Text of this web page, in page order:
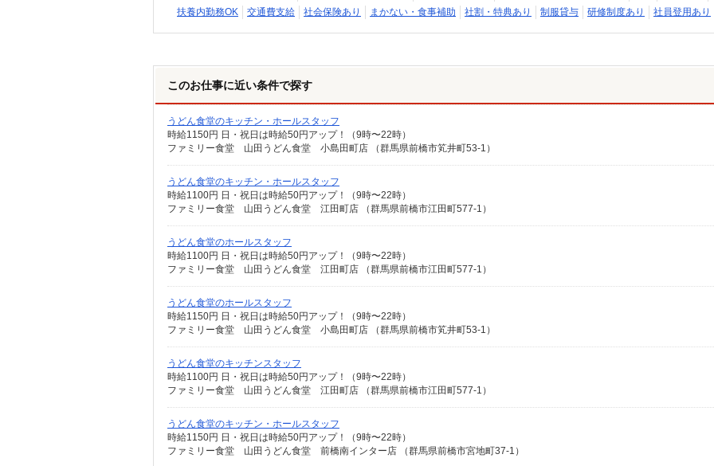
扶養内勤務OK
交通費支給 社会保険あり まかない・食事補助 社割・特典あり 制服貸与 研修制度あり 社員登用あり
このお仕事に近い条件で探す
うどん食堂のキッチン・ホールスタッフ
時給1150円 日・祝日は時給50円アップ！（9時〜22時）
ファミリー食堂 山田うどん食堂 小島田町店 （群馬県前橋市笂井町53-1）
うどん食堂のキッチン・ホールスタッフ
時給1100円 日・祝日は時給50円アップ！（9時〜22時）
ファミリー食堂 山田うどん食堂 江田町店 （群馬県前橋市江田町577-1）
うどん食堂のホールスタッフ
時給1100円 日・祝日は時給50円アップ！（9時〜22時）
ファミリー食堂 山田うどん食堂 江田町店 （群馬県前橋市江田町577-1）
うどん食堂のホールスタッフ
時給1150円 日・祝日は時給50円アップ！（9時〜22時）
ファミリー食堂 山田うどん食堂 小島田町店 （群馬県前橋市笂井町53-1）
うどん食堂のキッチンスタッフ
時給1100円 日・祝日は時給50円アップ！（9時〜22時）
ファミリー食堂 山田うどん食堂 江田町店 （群馬県前橋市江田町577-1）
うどん食堂のキッチン・ホールスタッフ
時給1150円 日・祝日は時給50円アップ！（9時〜22時）
ファミリー食堂 山田うどん食堂 前橋南インター店 （群馬県前橋市宮地町37-1）